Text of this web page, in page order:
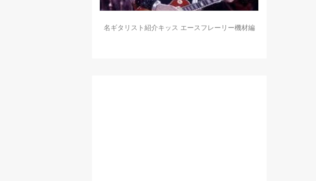
名ギタリスト紹介キッス エースフレーリー機材編